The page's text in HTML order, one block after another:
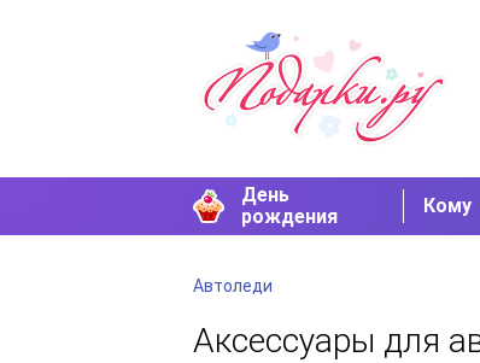
День
рождения
Кому
Автоледи
Аксессуары для